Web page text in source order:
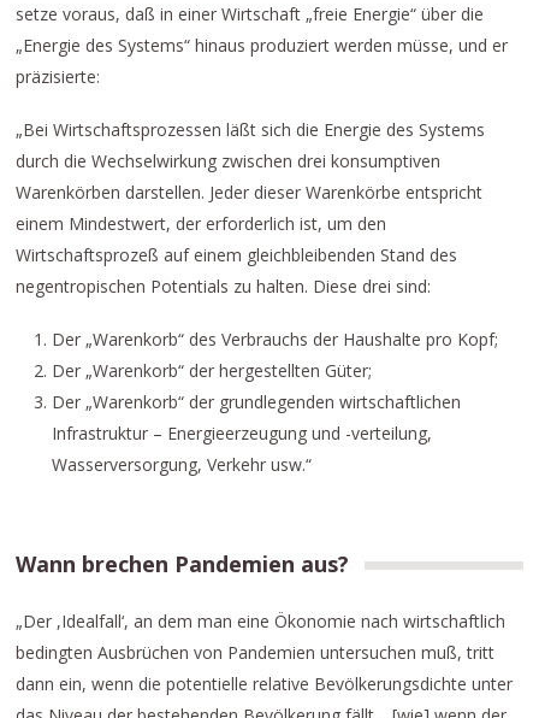
setze voraus, daß in einer Wirtschaft „freie Energie“ über die
„Energie des Systems“ hinaus produziert werden müsse, und er
präzisierte:
„Bei Wirtschaftsprozessen läßt sich die Energie des Systems
durch die Wechselwirkung zwischen drei konsumptiven
Warenkörben darstellen. Jeder dieser Warenkörbe entspricht
einem Mindestwert, der erforderlich ist, um den
Wirtschaftsprozeß auf einem gleichbleibenden Stand des
negentropischen Potentials zu halten. Diese drei sind:
Der „Warenkorb“ des Verbrauchs der Haushalte pro Kopf;
Der „Warenkorb“ der hergestellten Güter;
Der „Warenkorb“ der grundlegenden wirtschaftlichen
Infrastruktur – Energieerzeugung und -verteilung,
Wasserversorgung, Verkehr usw.“
Wann brechen Pandemien aus?
„Der ,Idealfall‘, an dem man eine Ökonomie nach wirtschaftlich
bedingten Ausbrüchen von Pandemien untersuchen muß, tritt
dann ein, wenn die potentielle relative Bevölkerungsdichte unter